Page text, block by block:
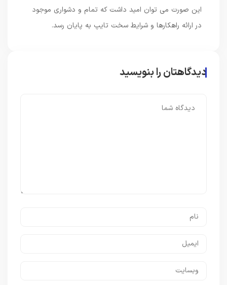
این صورت می توان امید داشت که تمام و دشواری موجود
در ارائه راهکارها و شرایط سخت تایپ به پایان رسد.
دیدگاهتان را بنویسید